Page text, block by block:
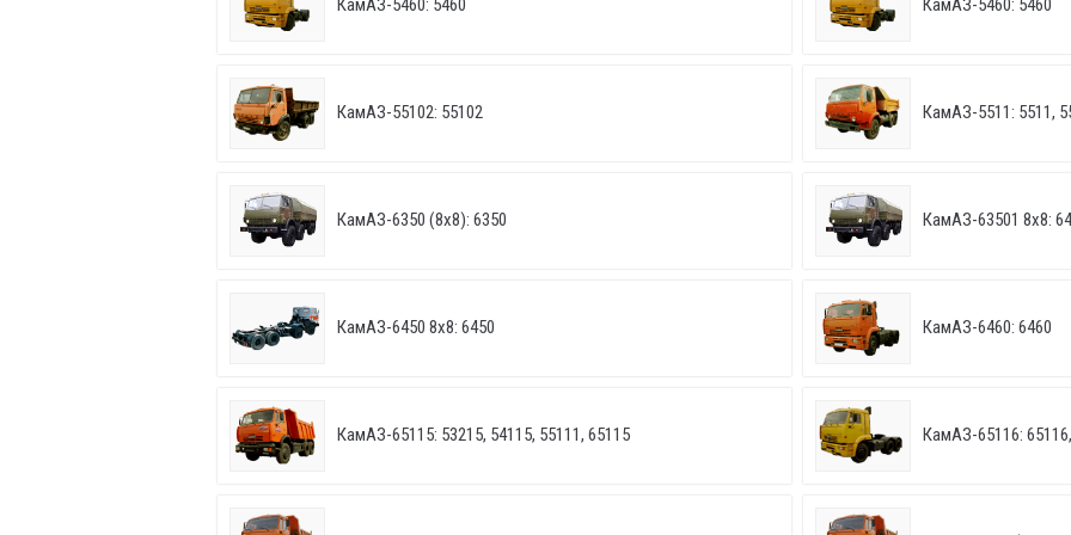
КамАЗ-5460: 5460 КамАЗ-5460: 5460
КамАЗ-55102: 55102 КамАЗ-5511: 5511,
КамАЗ-6350 (8х8): 6350 КамАЗ-63501 8х8:
КамАЗ-6450 8х8: 6450 КамАЗ-6460: 6460
КамАЗ-65115: 53215, 54115, 55111, 65115 КамАЗ-65116: